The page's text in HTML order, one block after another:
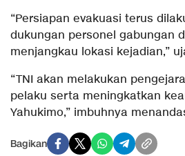
“Persiapan evakuasi terus
dukungan personel gabungan
menjangkau lokasi kejadian,”
“TNI akan melakukan
pelaku serta meningkatkan
Yahukimo,” imbuhnya
Bagikan